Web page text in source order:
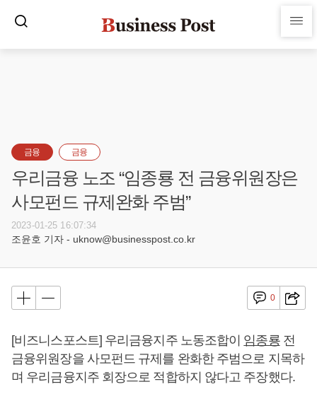
금융 금융
우리금융 노조 “임종룡 전 금융위원장은
사모펀드 규제완화 주범”
2023-01-25 16:07:34
조윤호 기자 - uknow@businesspost.co.kr
0
[비즈니스포스트] 우리금융지주 노동조합이 임종룡전
금융위원장을 사모펀드 규제를 완화한 주범으로 지목하
며 우리금융지주 회장으로 적합하지 않다고 주장했다.